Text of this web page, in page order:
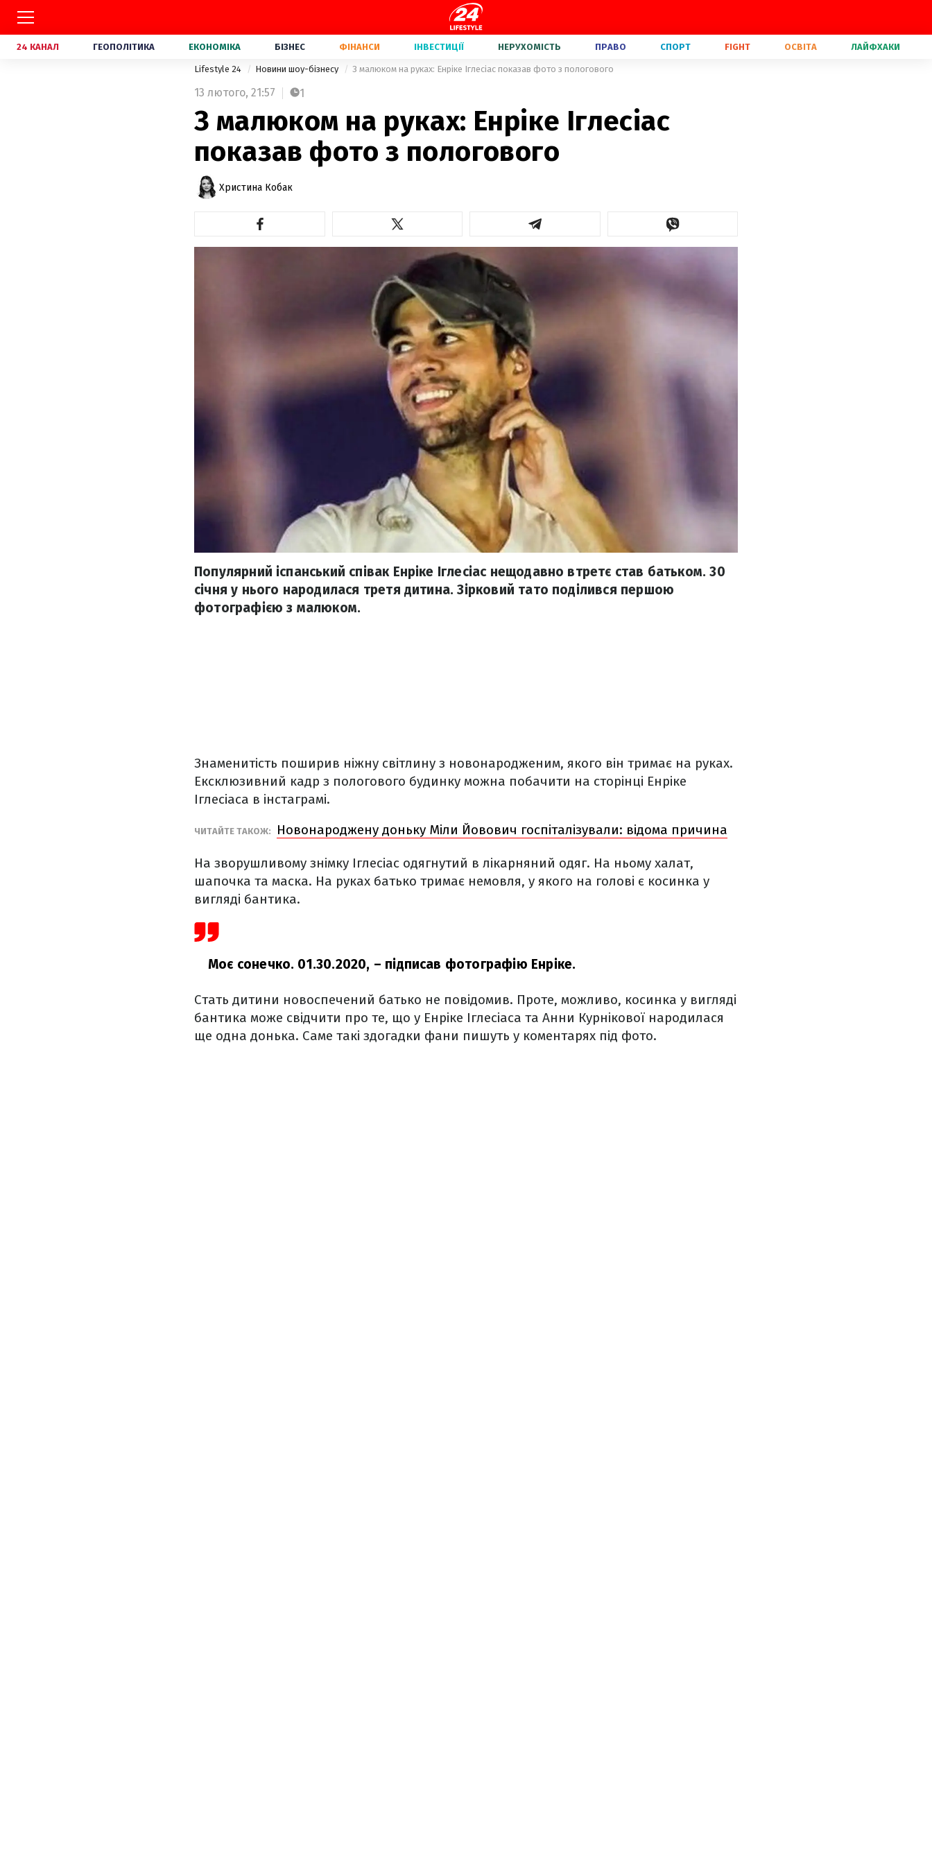
24 КАНАЛ ГЕОПОЛІТИКА ЕКОНОМІКА БІЗНЕС ФІНАНСИ ІНВЕСТИЦІЇ НЕРУХОМІСТЬ ПРАВО СПОРТ FIGHT ОСВІТА ЛАЙФХАКИ
Lifestyle 24 Новини шоу-бізнесу З малюком на руках: Енріке Іглесіас показав фото з пологового
13 лютого, 21:57 1
З малюком на руках: Енріке Іглесіас
показав фото з пологового
Христина Кобак
Популярний іспанський співак Енріке Іглесіас нещодавно втретє став батьком. 30
січня у нього народилася третя дитина. Зірковий тато поділився першою
фотографією з малюком.
Знаменитість поширив ніжну світлину з новонародженим, якого він тримає на руках.
Ексклюзивний кадр з пологового будинку можна побачити на сторінці Енріке
Іглесіаса в інстаграмі.
ЧИТАЙТЕ ТАКОЖ: Новонароджену доньку Міли Йовович госпіталізували: відома причина
На зворушливому знімку Іглесіас одягнутий в лікарняний одяг. На ньому халат,
шапочка та маска. На руках батько тримає немовля, у якого на голові є косинка у
вигляді бантика.
Моє сонечко. 01.30.2020, – підписав фотографію Енріке.
Стать дитини новоспечений батько не повідомив. Проте, можливо, косинка у вигляді
бантика може свідчити про те, що у Енріке Іглесіаса та Анни Курнікової народилася
ще одна донька. Саме такі здогадки фани пишуть у коментарях під фото.